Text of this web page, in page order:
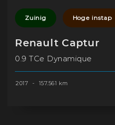
Zuinig Hoge instap
Renault Captur
0.9 TCe Dynamique
2017 - 157.561 km